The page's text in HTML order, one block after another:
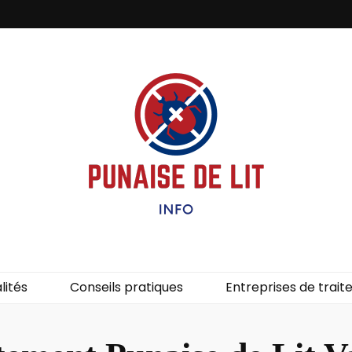
Conseils pratiques Entreprises de